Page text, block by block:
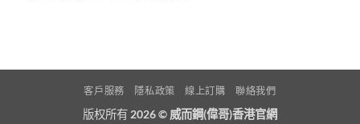
客戶服務 隱私政策 線上訂購 聯絡我們
版权所有 2026 © 威而鋼(偉哥)香港官網